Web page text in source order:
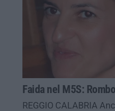
Faida nel M5S:
REGGIO CALABRIA